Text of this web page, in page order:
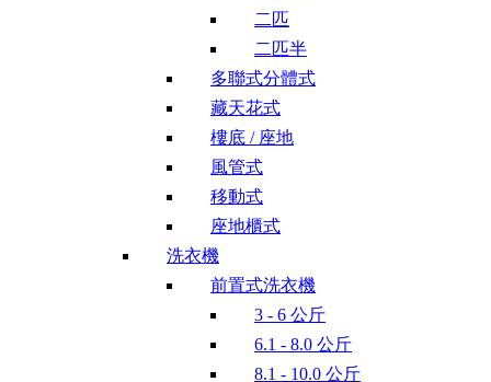
二匹
二匹半
多聯式分體式
藏天花式
樓底 / 座地
風管式
移動式
座地櫃式
洗衣機
前置式洗衣機
3 - 6 公斤
6.1 - 8.0 公斤
8.1 - 10.0 公斤